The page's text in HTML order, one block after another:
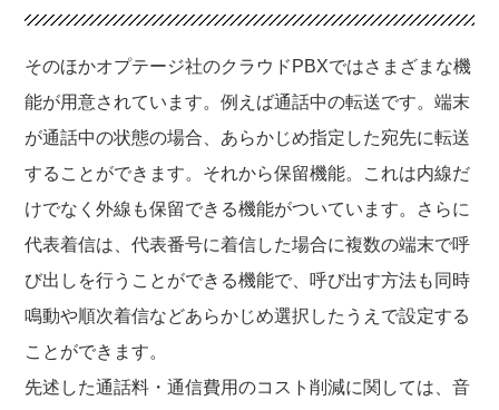
そのほかオプテージ社のクラウドPBXではさまざまな機
能が用意されています。例えば通話中の転送です。端末
が通話中の状態の場合、あらかじめ指定した宛先に転送
することができます。それから保留機能。これは内線だ
けでなく外線も保留できる機能がついています。さらに
代表着信は、代表番号に着信した場合に複数の端末で呼
び出しを行うことができる機能で、呼び出す方法も同時
鳴動や順次着信などあらかじめ選択したうえで設定する
ことができます。
先述した通話料・通信費用のコスト削減に関しては、音